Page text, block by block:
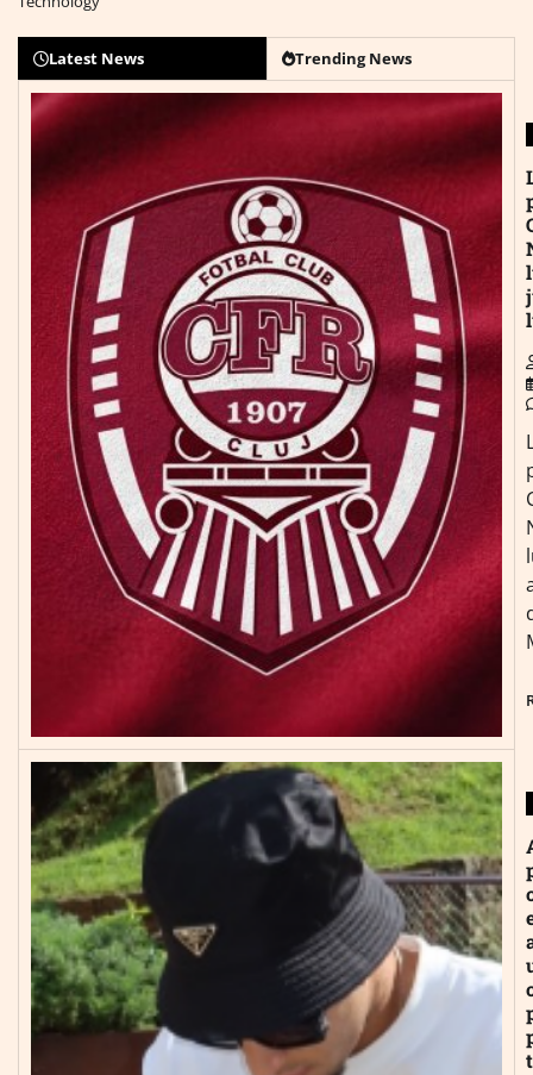
Latest News Trending News